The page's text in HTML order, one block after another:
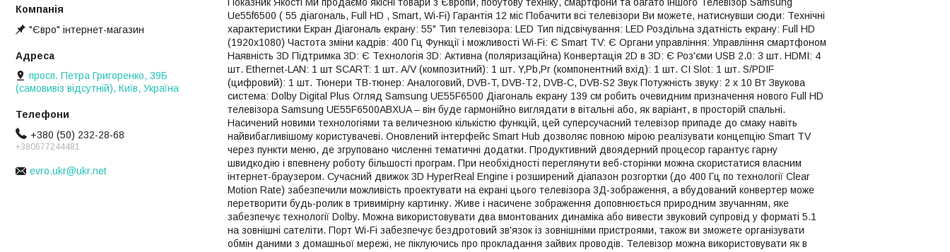
Ue55f6500 ( 55 діагональ, Full HD , Smart, Wi-Fi) Гарантія 12 міс Побачити всі телевізори Ви можете, натиснувши сюди: Технічні
характеристики Екран Діагональ екрану: 55" Тип телевізора: LED Тип підсвічування: LED Роздільна здатність екрану: Full HD
(1920x1080) Частота зміни кадрів: 400 Гц Функції і можливості Wi-Fi: Є Smart TV: Є Органи управління: Управління смартфоном
Наявність 3D Підтримка 3D: Є Технологія 3D: Активна (поляризаційна) Конвертація 2D в 3D: Є Роз'єми USB 2.0: 3 шт. HDMI: 4
шт. Ethernet-LAN: 1 шт SCART: 1 шт. A/V (композитний): 1 шт. Y,Pb,Pr (компонентний вхід): 1 шт. CI Slot: 1 шт. S/PDIF
(цифровий): 1 шт. Тюнери ТВ-тюнер: Аналоговий, DVB-T, DVB-T2, DVB-C, DVB-S2 Звук Потужність звуку: 2 x 10 Вт Звукова
система: Dolby Digital Plus Огляд Samsung UE55F6500 Діагональ екрану 139 см робить очевидним призначення нового Full HD
телевізора Samsung UE55F6500ABXUA – він буде гармонійно виглядати в вітальні або, як варіант, в просторій спальні.
Насичений новими технологіями та величезною кількістю функцій, цей суперсучасний телевізор припаде до смаку навіть
найвибагливішому користувачеві. Оновлений інтерфейс Smart Hub дозволяє повною мірою реалізувати концепцію Smart TV
через пункти меню, де згруповано численні тематичні додатки. Продуктивний двоядерний процесор гарантує гарну
швидкодію і впевнену роботу більшості програм. При необхідності переглянути веб-сторінки можна скористатися власним
інтернет-браузером. Сучасний движок 3D HyperReal Engine і розширений діапазон розгортки (до 400 Гц по технології Clear
Motion Rate) забезпечили можливість проектувати на екрані цього телевізора 3Д-зображення, а вбудований конвертер може
перетворити будь-ролик в тривимірну картинку. Живе і насичене зображення доповнюється природним звучанням, яке
забезпечує технології Dolby. Можна використовувати два вмонтованих динаміка або вивести звуковий супровід у форматі 5.1
на зовнішні сателіти. Порт Wi-Fi забезпечує бездротовий зв'язок із зовнішніми пристроями, також ви зможете організувати
обмін даними з домашньої мережі, не піклуючись про прокладання зайвих проводів. Телевізор можна використовувати як в
"Євро" інтернет-магазин
просп. Петра Григоренко, 39Б
(самовивіз відсутній), Київ, Україна
+380 (50) 232-28-68
+380677244481
evro.ukr@ukr.net